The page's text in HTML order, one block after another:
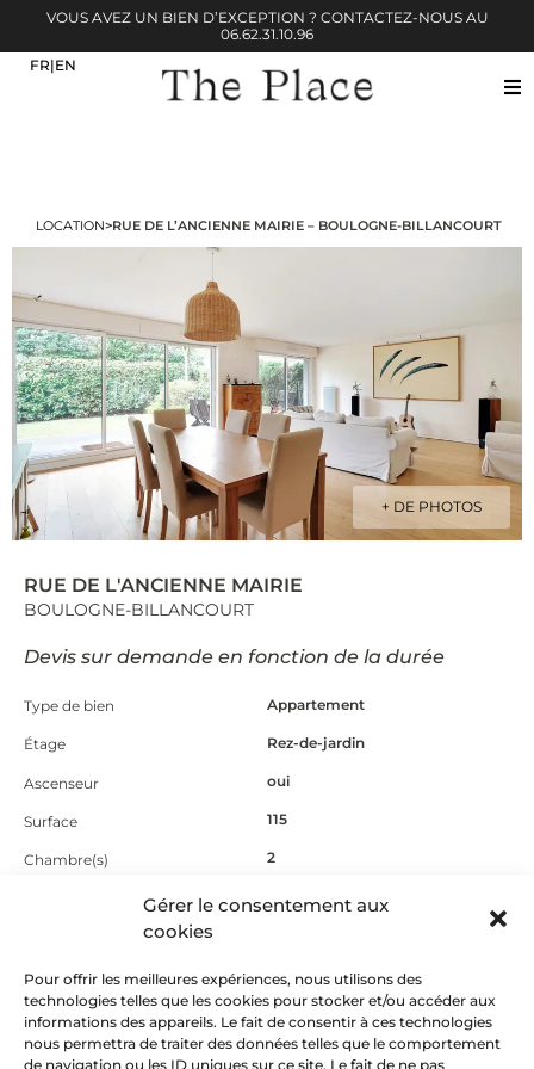
Gérer le consentement aux
cookies
Pour offrir les meilleures expériences, nous utilisons des
technologies telles que les cookies pour stocker et/ou accéder aux
informations des appareils. Le fait de consentir à ces technologies
nous permettra de traiter des données telles que le comportement
de navigation ou les ID uniques sur ce site. Le fait de ne pas
VOUS AVEZ UN BIEN D’EXCEPTION ? CONTACTEZ-NOUS AU
06.62.31.10.96
LOCATION>RUE DE L’ANCIENNE MAIRIE – BOULOGNE-BILLANCOURT
+ DE PHOTOS
RUE DE L'ANCIENNE MAIRIE
BOULOGNE-BILLANCOURT
Devis sur demande en fonction de la durée
Type de bien
Étage
Ascenseur
Surface
Chambre(s)
Autres infos
Appartement
Rez-de-jardin
oui
115
2
Jardin avec terrasse
ON AIME